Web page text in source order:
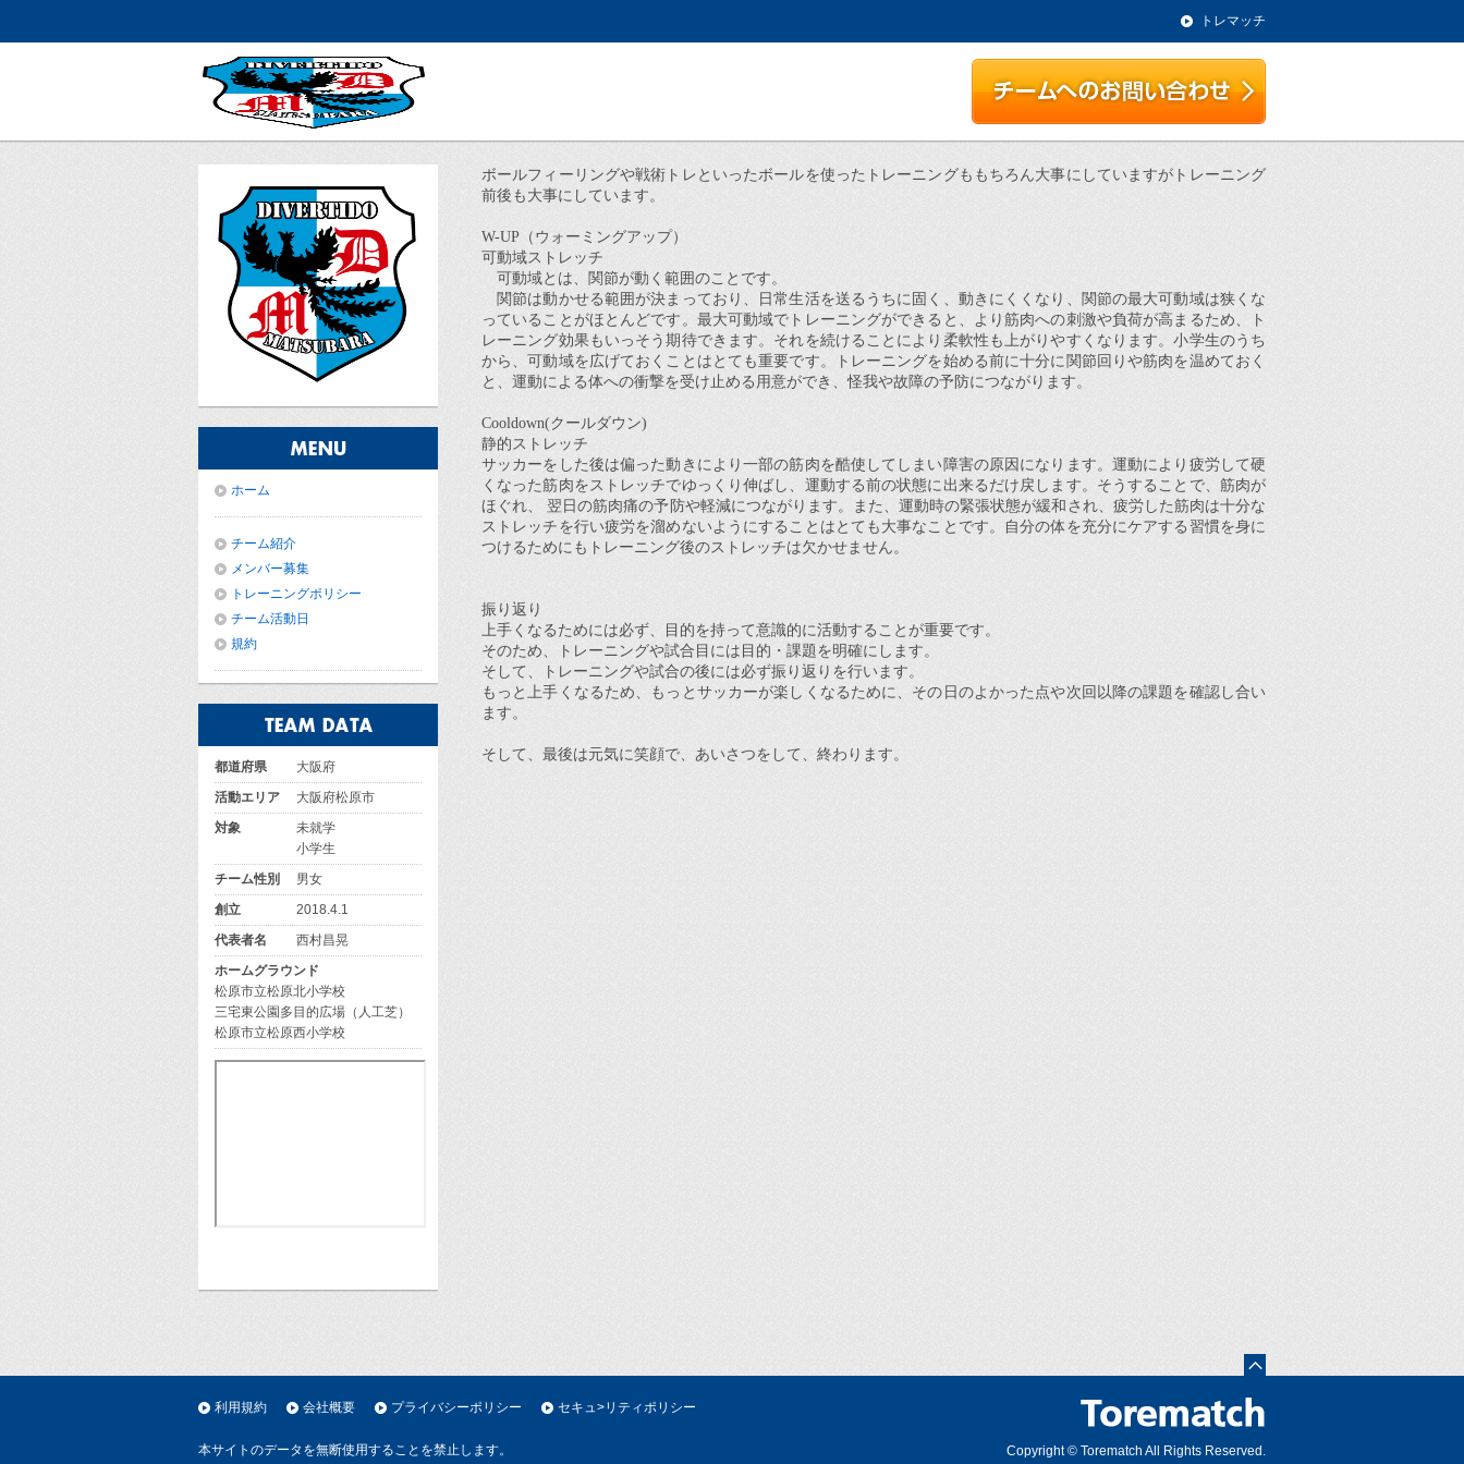
トレマッチ
ボールフィーリングや戦術トレといったボールを使ったトレーニングももちろん大事にしていますがトレーニング
前後も大事にしています。
W-UP （ウォーミングアップ）
可動域ストレッチ
可動域とは、関節が動く範囲のことです。
関節は動かせる範囲が決まっており、日常生活を送るうちに固く、動きにくくなり、関節の最大可動域は狭くな
っていることがほとんどです。最大可動域でトレーニングができると、より筋肉への刺激や負荷が高まるため、ト
レーニング効果もいっそう期待できます。それを続けることにより柔軟性も上がりやすくなります。小学生のうち
から、可動域を広げておくことはとても重要です。トレーニングを始める前に十分に関節回りや筋肉を温めておく
と、運動による体への衝撃を受け止める用意ができ、怪我や故障の予防につながります。
Cooldown(クールダウン)
静的ストレッチ
サッカーをした後は偏った動きにより一部の筋肉を酷使してしまい障害の原因になります。運動により疲労して硬
くなった筋肉をストレッチでゆっくり伸ばし、運動する前の状態に出来るだけ戻します。そうすることで、筋肉が
ほぐれ、 翌日の筋肉痛の予防や軽減につながります。また、運動時の緊張状態が緩和され、疲労した筋肉は十分な
ストレッチを行い疲労を溜めないようにすることはとても大事なことです。自分の体を充分にケアする習慣を身に
つけるためにもトレーニング後のストレッチは欠かせません。
振り返り
上手くなるためには必ず、目的を持って意識的に活動することが重要です。
そのため、トレーニングや試合目には目的・課題を明確にします。
そして、トレーニングや試合の後には必ず振り返りを行います。
もっと上手くなるため、もっとサッカーが楽しくなるために、その日のよかった点や次回以降の課題を確認し合い
ます。
そして、最後は元気に笑顔で、あいさつをして、終わります。
ホーム
チーム紹介
メンバー募集
トレーニングポリシー
チーム活動日
規約
都道府県
大阪府
活動エリア
大阪府松原市
対象
未就学
小学生
チーム性別
男女
創立
2018.4.1
代表者名
西村昌晃
ホームグラウンド
松原市立松原北小学校
三宅東公園多目的広場（人工芝）
松原市立松原西小学校
利用規約 会社概要 プライバシーポリシー セキュ>リティポリシー
本サイトのデータを無断使用することを禁止します。 Copyright © Torematch All Rights Reserved.